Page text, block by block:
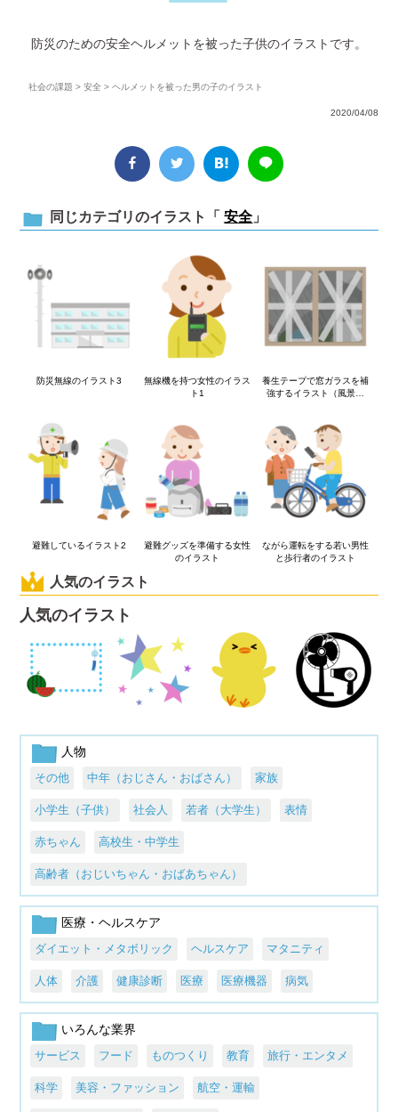
防災のための安全ヘルメットを被った子供のイラストです。
社会の課題 >安全 > ヘルメットを被った男の子のイラスト
2020/04/08
同じカテゴリのイラスト「 安全 」
防災無線のイラスト3
無線機を持つ女性のイラス
ト1
養生テープで窓ガラスを補
強するイラスト（風景あ
避難しているイラスト2
避難グッズを準備する女性
のイラスト
ながら運転をする若い男性
と歩行者のイラスト
人気のイラスト
人気のイラスト
人物
その他 中年（おじさん・おばさん） 家族
小学生（子供） 社会人 若者（大学生） 表情
赤ちゃん 高校生・中学生
高齢者（おじいちゃん・おばあちゃん）
医療・ヘルスケア
ダイエット・メタボリック ヘルスケア マタニティ
人体 介護 健康診断 医療 医療機器 病気
いろんな業界
サービス フード ものつくり 教育 旅行・エンタメ
科学 美容・ファッション 航空・運輸